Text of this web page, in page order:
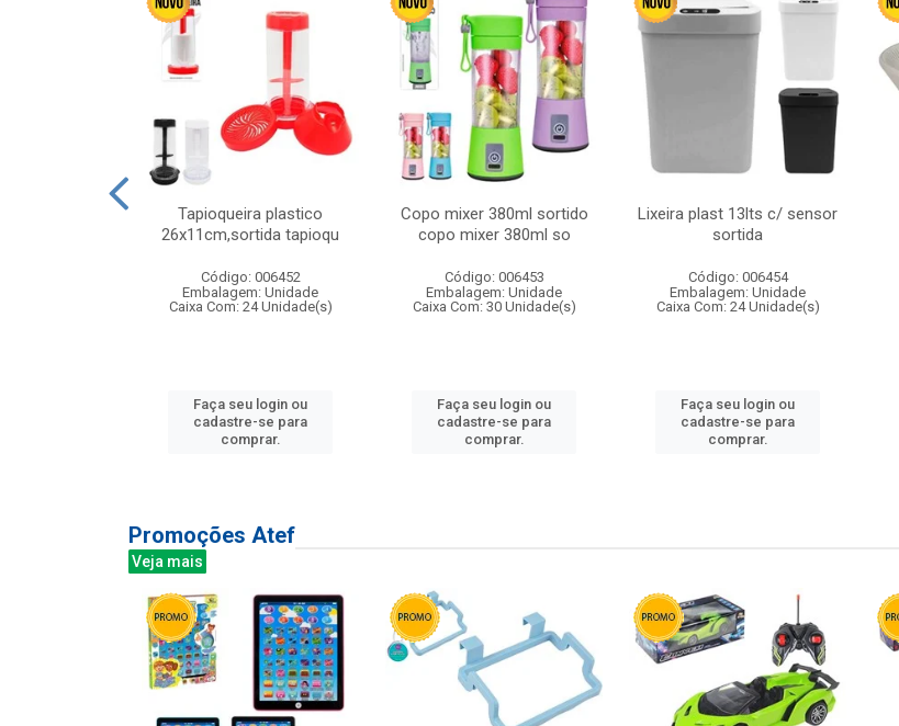
Tapioqueira plastico
26x11cm,sortida tapioqu
Código: 006452
Embalagem: Unidade
Caixa Com: 24 Unidade(s)
Faça seu login ou
cadastre-se para
comprar.
Copo mixer 380ml sortido
copo mixer 380ml so
Código: 006453
Embalagem: Unidade
Caixa Com: 30 Unidade(s)
Faça seu login ou
cadastre-se para
comprar.
Lixeira plast 13lts c/ sensor
sortida
Código: 006454
Embalagem: Unidade
Caixa Com: 24 Unidade(s)
Faça seu login ou
cadastre-se para
comprar.
Promoções Atef
Veja mais